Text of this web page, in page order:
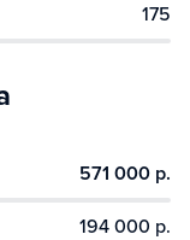
175
571 000 р.
194 000 р.